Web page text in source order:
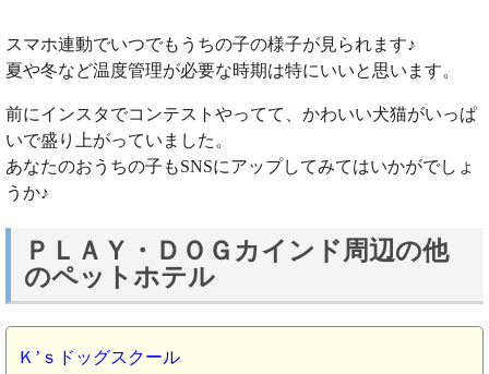
スマホ連動でいつでもうちの子の様子が見られます♪
夏や冬など温度管理が必要な時期は特にいいと思います。
前にインスタでコンテストやってて、かわいい犬猫がいっぱ
いで盛り上がっていました。
あなたのおうちの子もSNSにアップしてみてはいかがでしょ
うか♪
ＰＬＡＹ・ＤＯＧカインド周辺の他
のペットホテル
Ｋ’ｓドッグスクール